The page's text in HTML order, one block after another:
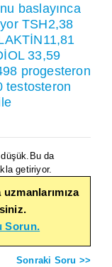
baslayınca
TSH2,38
33,59
progesteron
testosteron
da
getiriyor.
Sorun.
Sonraki Soru >>